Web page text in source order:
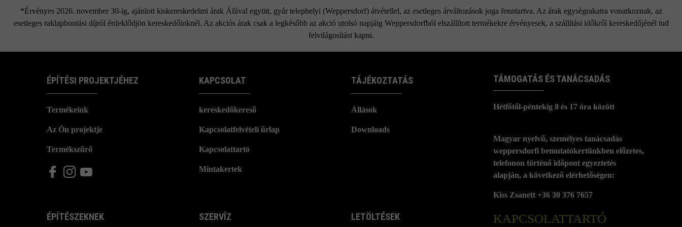
*Érvényes 2026. november 30-ig, ajánlott kiskereskedelmi árak Áfával együtt, gyár telephelyi (Weppersdorf) átvétellel, az esetleges árváltozások joga fenntartva. Az árak egységrakatra vonatkoznak, az
esetleges raklapbontási díjról érdeklődjön kereskedőinknél. Az akciós árak csak a legkésőbb az akció utolsó napjáig Weppersdorfból elszállított termékekre érvényesek, a szállítási időkről kereskedőjénél tud
felvilágosítást kapni.
ÉPÍTÉSI PROJEKTJÉHEZ
Termékeink
Az Ön projektje
Termékszűrő
ÉPÍTÉSZEKNEK
KAPCSOLAT
kereskedőkereső
Kapcsolatfelvételi űrlap
Kapcsolattartó
Mintakertek
SZERVÍZ
TÁJÉKOZTATÁS
Állások
Downloads
LETÖLTÉSEK
TÁMOGATÁS ÉS TANÁCSADÁS
Hétfőtől-péntekig 8 és 17 óra között
KAPCSOLATTARTÓ
Magyar nyelvű, személyes tanácsadás
weppersdorfi bemutatókertünkben előzetes,
telefonon történő időpont egyeztetés
alapján, a következő elérhetőségen:
Kiss Zsanett +36 30 376 7657